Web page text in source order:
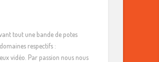
tout une bande de potes
respectifs :
vidéo. Par passion nous nous